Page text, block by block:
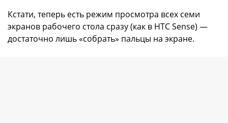
Кстати, теперь есть режим просмотра всех семи
экранов рабочего стола сразу (как в HTC Sense) —
достаточно лишь «собрать» пальцы на экране.